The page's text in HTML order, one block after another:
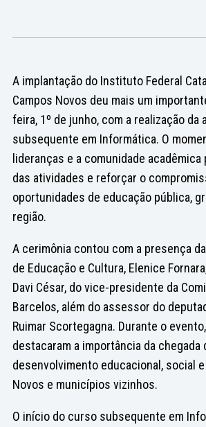
A implantação do Instituto Federal
Campos Novos deu mais um
feira, 1º de junho, com a realização da
subsequente em Informática. O
lideranças e a comunidade
das atividades e reforçar o
oportunidades de educação pública,
região.
A cerimônia contou com a presença
de Educação e Cultura, Elenice
Davi César, do vice-presidente da
Barcelos, além do assessor do
Ruimar Scortegagna. Durante o
destacaram a importância da
desenvolvimento educacional, social
Novos e municípios vizinhos.
O início do curso subsequente em